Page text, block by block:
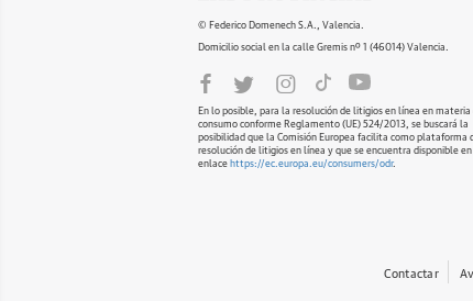
© Federico Domenech S.A., Valencia.
Domicilio social en la calle Gremis nº 1 (46014) Valencia.
En lo posible, para la resolución de litigios en línea en materia
consumo conforme Reglamento (UE) 524/2013, se buscará la
posibilidad que la Comisión Europea facilita como plataforma
resolución de litigios en línea y que se encuentra disponible
enlace https://ec.europa.eu/consumers/odr.
Contactar